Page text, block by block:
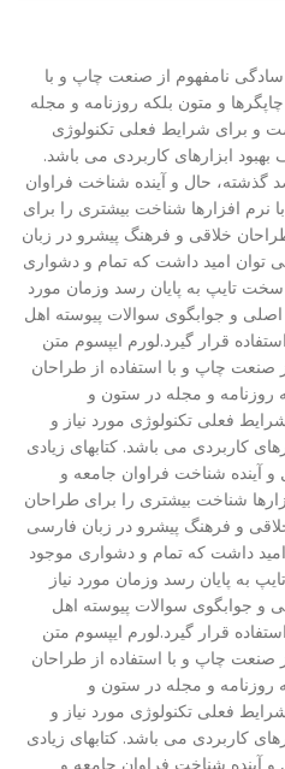
سادگی نامفهوم از صنعت چاپ و با
و متون بلکه روزنامه و مجله
و برای شرایط فعلی تکنولوژی
بهبود ابزارهای کاربردی می باشد.
حال و آینده شناخت فراوان
نرم افزارها شناخت بیشتری را برای
خلاقی و فرهنگ پیشرو در زبان
توان امید داشت که تمام و دشواری
سخت تایپ به پایان رسد وزمان مورد
و جوابگوی سوالات پیوسته اهل
قرار گیرد.لورم ایپسوم متن
صنعت چاپ و با استفاده از طراحان
روزنامه و مجله در ستون و
فعلی تکنولوژی مورد نیاز و
کاربردی می باشد. کتابهای زیادی
شناخت فراوان جامعه و
شناخت بیشتری را برای طراحان
و فرهنگ پیشرو در زبان فارسی
داشت که تمام و دشواری موجود
به پایان رسد وزمان مورد نیاز
و جوابگوی سوالات پیوسته اهل
قرار گیرد.لورم ایپسوم متن
صنعت چاپ و با استفاده از طراحان
روزنامه و مجله در ستون و
فعلی تکنولوژی مورد نیاز و
کاربردی می باشد. کتابهای زیادی
شناخت فراوان جامعه و